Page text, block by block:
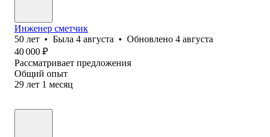
Инженер сметчик
50 лет • Была 4 августа • Обновлено 4 августа
40 000 ₽
Рассматривает предложения
Общий опыт
29 лет 1 месяц